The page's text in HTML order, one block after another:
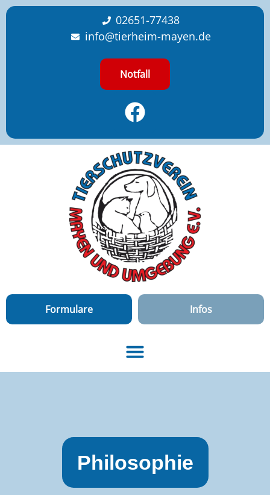
content
02651-77438
info@tierheim-mayen.de
Notfall
Formulare Infos
Philosophie